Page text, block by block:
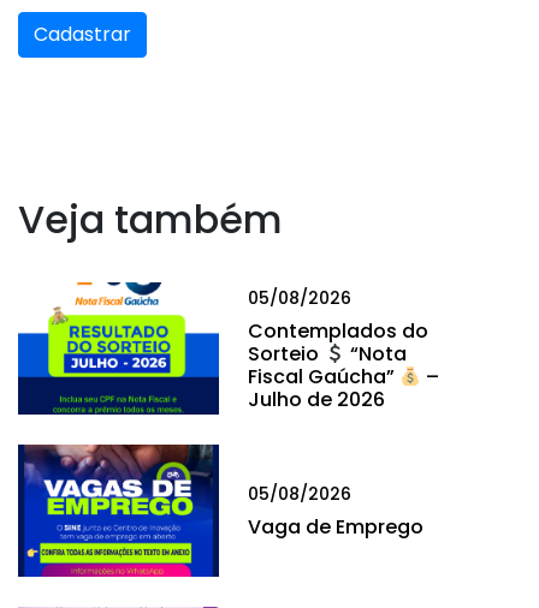
Cadastrar
Veja também
05/08/2026
Contemplados do
Sorteio
“Nota
Fiscal Gaúcha”
–
Julho de 2026
05/08/2026
Vaga de Emprego